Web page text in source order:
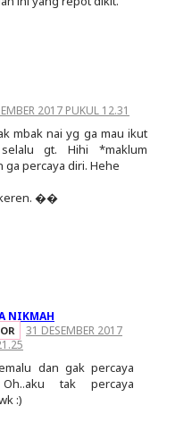
2017 PUKUL 12.31
mbak nai yg ga mau ikut
gt. Hihi *maklum
ga percaya diri. Hehe
keren. ��
NIKMAH
31 DESEMBER 2017
dan gak percaya
tak percaya
:)